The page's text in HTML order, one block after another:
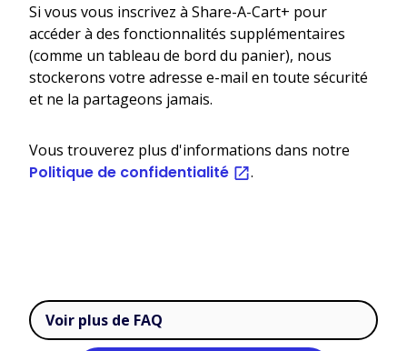
Si vous vous inscrivez à Share-A-Cart+ pour
accéder à des fonctionnalités supplémentaires
(comme un tableau de bord du panier), nous
stockerons votre adresse e-mail en toute sécurité
et ne la partageons jamais.
Vous trouverez plus d'informations dans notre
Politique de confidentialité .
Voir plus de FAQ